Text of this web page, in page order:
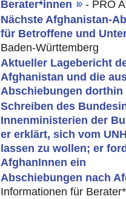
Berater*innen
- PRO
Nächste Afghanistan-
für Betroffene und
Baden-Württemberg
Aktueller Lagebericht
Afghanistan und die
Abschiebungen dorthin
Schreiben des
Innenministerien der
er erklärt, sich vom
lassen zu wollen; er
AfghanInnen ein
Abschiebungen nach
Informationen für